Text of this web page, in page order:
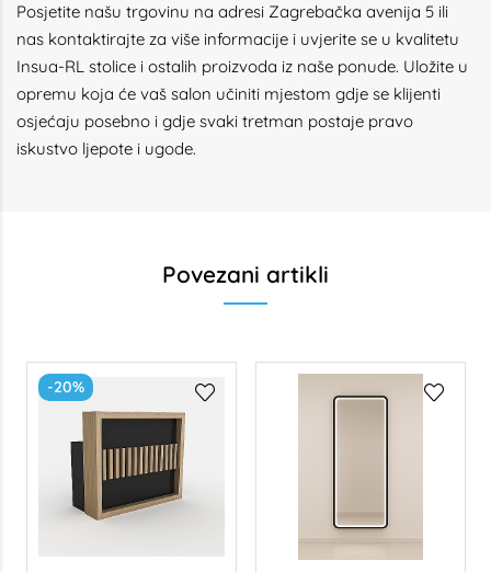
Posjetite našu trgovinu na adresi Zagrebačka avenija 5 ili
nas kontaktirajte za više informacije i uvjerite se u kvalitetu
Insua-RL stolice i ostalih proizvoda iz naše ponude. Uložite u
opremu koja će vaš salon učiniti mjestom gdje se klijenti
osjećaju posebno i gdje svaki tretman postaje pravo
iskustvo ljepote i ugode.
Povezani artikli
-20%